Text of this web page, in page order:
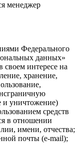
менеджер
Федерального
данных»
своем интересе на
хранение,
и уничтожение)
средств
в отношении
имени, отчества;
почты (e-mail);